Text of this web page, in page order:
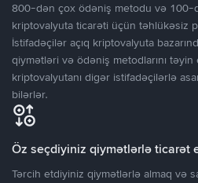
800-dən çox ödəniş metodu və 100-
kriptovalyuta ticarəti üçün təhlükəsiz
İstifadəçilər açıq kriptovalyuta
qiymətləri və ödəniş metodlarını
kriptovalyutanı digər istifadəçilərlə
bilərlər.
Öz seçdiyiniz qiymətlərlə ticarət
Tərcih etdiyiniz qiymətlərlə almaq və